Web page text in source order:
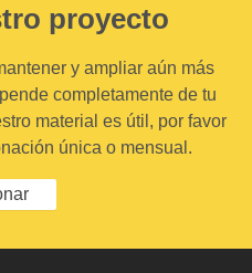
proyecto
y ampliar aún más
completamente de tu
material es útil, por favor
única o mensual.